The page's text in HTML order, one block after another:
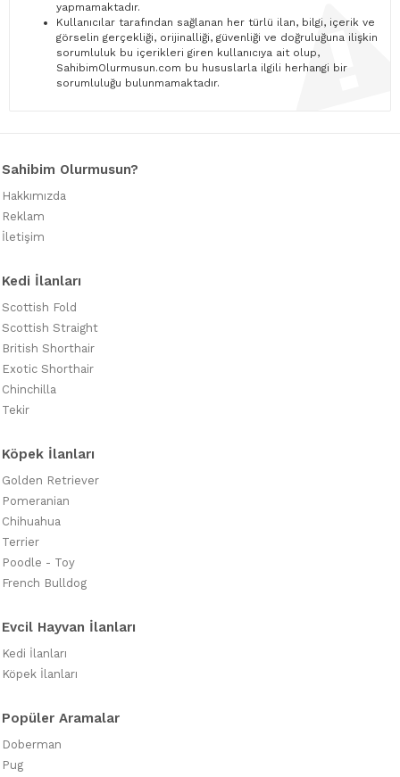
yapmamaktadır.
Kullanıcılar tarafından sağlanan her türlü ilan, bilgi, içerik ve
görselin gerçekliği, orijinalliği, güvenliği ve doğruluğuna ilişkin
sorumluluk bu içerikleri giren kullanıcıya ait olup,
SahibimOlurmusun.com bu hususlarla ilgili herhangi bir
sorumluluğu bulunmamaktadır.
Sahibim Olurmusun?
Hakkımızda
Reklam
İletişim
Kedi İlanları
Scottish Fold
Scottish Straight
British Shorthair
Exotic Shorthair
Chinchilla
Tekir
Köpek İlanları
Golden Retriever
Pomeranian
Chihuahua
Terrier
Poodle - Toy
French Bulldog
Evcil Hayvan İlanları
Kedi İlanları
Köpek İlanları
Popüler Aramalar
Doberman
Pug